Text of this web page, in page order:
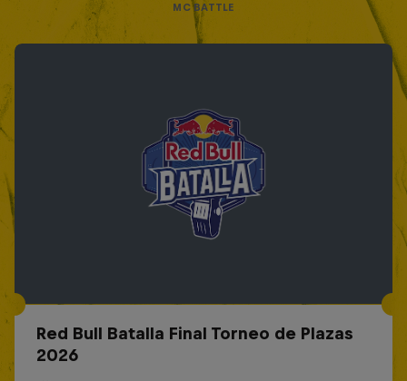
MC BATTLE
Red Bull Batalla Final Torneo de Plazas
2026